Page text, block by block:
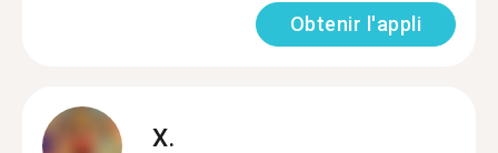
Obtenir l'appli
X.